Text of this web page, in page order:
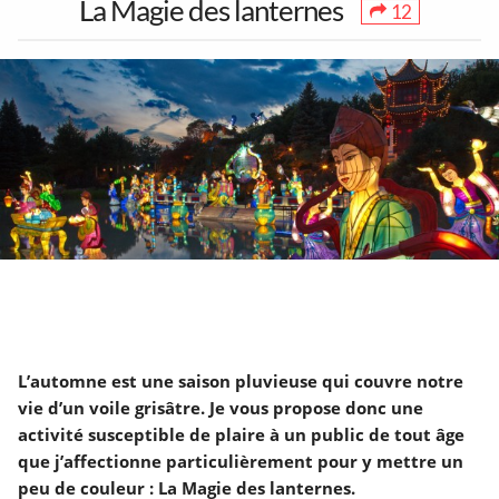
Partenaires Mentions Légales
À propos
Contact
Ajouter un lieu/activité
English
Acheter abonnés Instagram et Facebook
Google Ads Click Fraud Protection and Prevention
1
Toutes les sorties
30
Concerts
38
Art & Musées
17
Festivals &
104
Party & Nightlife
3
5 à 7 &
7
Théâtre &
Humour
90
Jeux &
Attractions
25
Microbrasseries
La Magie des lanternes 12
L’automne est une saison pluvieuse qui couvre notre
vie d’un voile grisâtre. Je vous propose donc une
activité susceptible de plaire à un public de tout âge
que j’affectionne particulièrement pour y mettre un
peu de couleur : La Magie des lanternes.